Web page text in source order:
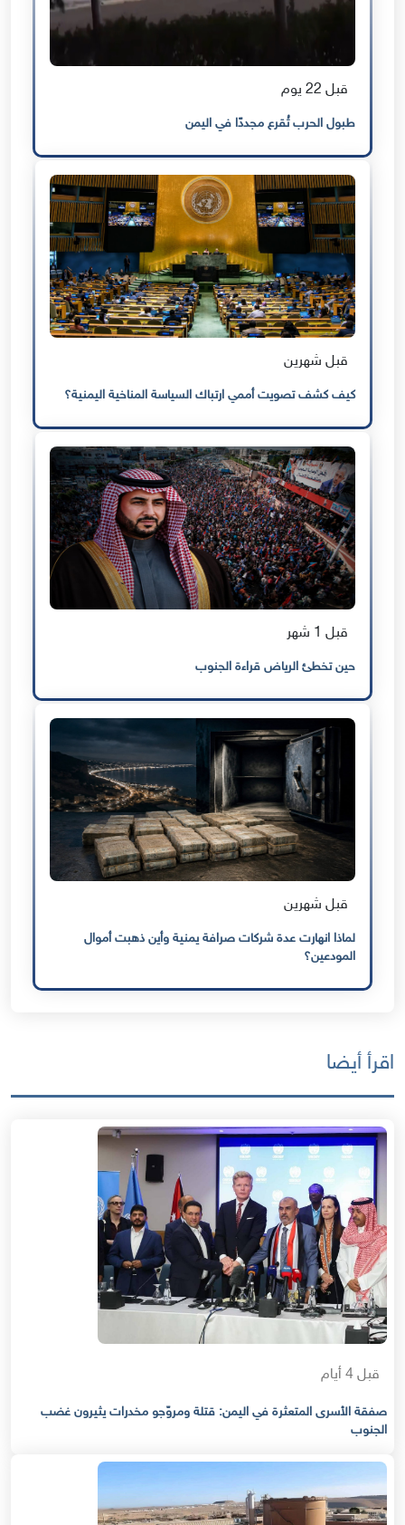
قبل 22 يوم
طبول الحرب تُقرع مجددًا في اليمن
قبل شهرين
كيف كشف تصويت أممي ارتباك السياسة المناخية اليمنية؟
قبل 1 شهر
حين تخطئ الرياض قراءة الجنوب
قبل شهرين
لماذا انهارت عدة شركات صرافة يمنية وأين ذهبت أموال
المودعين؟
اقرأ أيضا
قبل 4 أيام
صفقة الأسرى المتعثرة في اليمن: قتلة ومروّجو مخدرات يثيرون غضب
الجنوب